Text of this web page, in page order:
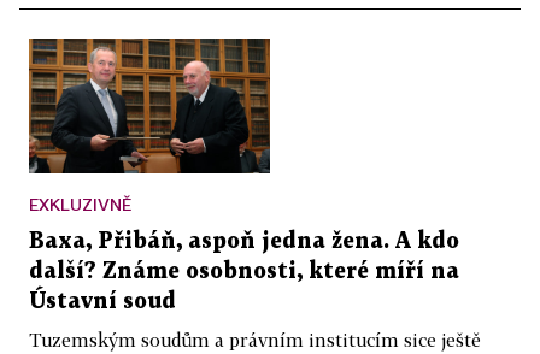
EXKLUZIVNĚ
Baxa, Přibáň, aspoň jedna žena. A kdo
další? Známe osobnosti, které míří na
Ústavní soud
Tuzemským soudům a právním institucím sice ještě